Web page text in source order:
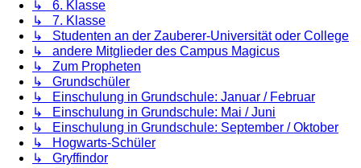
↳ 6. Klasse
↳ 7. Klasse
↳ Studenten an der Zauberer-Universität oder College
↳ andere Mitglieder des Campus Magicus
↳ Zum Propheten
↳ Grundschüler
↳ Einschulung in Grundschule: Januar / Februar
↳ Einschulung in Grundschule: Mai / Juni
↳ Einschulung in Grundschule: September / Oktober
↳ Hogwarts-Schüler
↳ Gryffindor